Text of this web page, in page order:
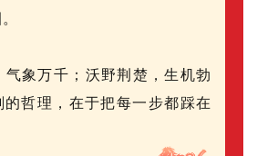
气象万千；沃野荆楚，生机勃
哲理，在于把每一步都踩在